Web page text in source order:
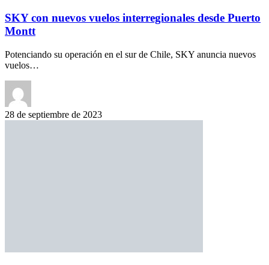
SKY con nuevos vuelos interregionales desde Puerto
Montt
Potenciando su operación en el sur de Chile, SKY anuncia nuevos
vuelos…
28 de septiembre de 2023